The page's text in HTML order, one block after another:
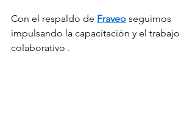
Con el respaldo de Fraveo seguimos
impulsando la capacitación y el trabajo
colaborativo .